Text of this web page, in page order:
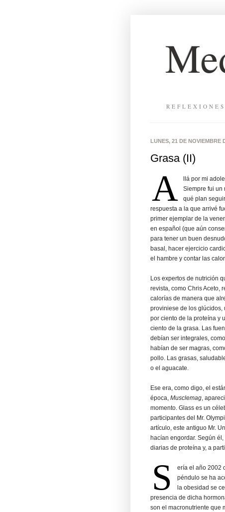
LUNES, 21 DE NOVIEMBRE
Grasa (II)
A
llá por mi
Siempre fui un
qué plan
respuesta a la que arrivé
primer ejemplar de la
en español (que aún
para tener un buen
basal, hacer ejercicio
el hambre y contar las
Los expertos de nutrición
revista, como Chris Aceto,
calorías de manera que
proviniese de los glúcidos,
por ciento de la proteína y
ciento de la grasa. Las
debían ser integrales,
habían de ser magras,
pollo. Las grasas,
o el aguacate.
Ese era, como digo, el
época, Musclemag,
momento. Glass es un
participantes del Mr.
artículo, este antiguo Mr.
hacían engordar. Según
diarias de proteína y, a
S
ería el año 2002
péndulo se ha
la obesidad se
presencia de dicha
son el macronutriente que